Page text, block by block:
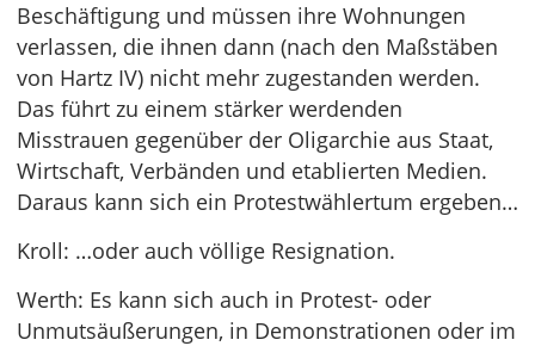
Beschäftigung und müssen ihre Wohnungen
verlassen, die ihnen dann (nach den Maßstäben
von Hartz IV) nicht mehr zugestanden werden.
Das führt zu einem stärker werdenden
Misstrauen gegenüber der Oligarchie aus Staat,
Wirtschaft, Verbänden und etablierten Medien.
Daraus kann sich ein Protestwählertum ergeben…
Kroll: …oder auch völlige Resignation.
Werth: Es kann sich auch in Protest- oder
Unmutsäußerungen, in Demonstrationen oder im